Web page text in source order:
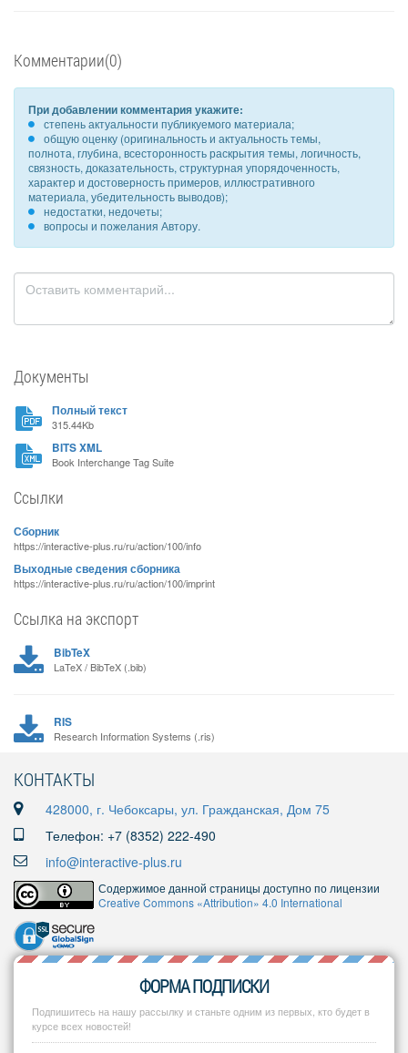
Комментарии(0)
При добавлении комментария укажите:
степень актуальности публикуемого материала;
общую оценку (оригинальность и актуальность темы,
полнота, глубина, всесторонность раскрытия темы, логичность,
связность, доказательность, структурная упорядоченность,
характер и достоверность примеров, иллюстративного
материала, убедительность выводов);
недостатки, недочеты;
вопросы и пожелания Автору.
Документы
Полный текст
315.44Kb
BITS XML
Book Interchange Tag Suite
Ссылки
Сборник
https://interactive-plus.ru/ru/action/100/info
Выходные сведения сборника
https://interactive-plus.ru/ru/action/100/imprint
Ссылка на экспорт
BibTeX
LaTeX / BibTeX (.bib)
RIS
Research Information Systems (.ris)
КОНТАКТЫ
428000, г. Чебоксары, ул. Гражданская, Дом 75
Телефон: +7 (8352) 222-490
info@interactive-plus.ru
Содержимое данной страницы доступно по лицензии
Creative Commons «Attribution» 4.0 International
ФОРМА ПОДПИСКИ
Подпишитесь на нашу рассылку и станьте одним из первых, кто будет в
курсе всех новостей!